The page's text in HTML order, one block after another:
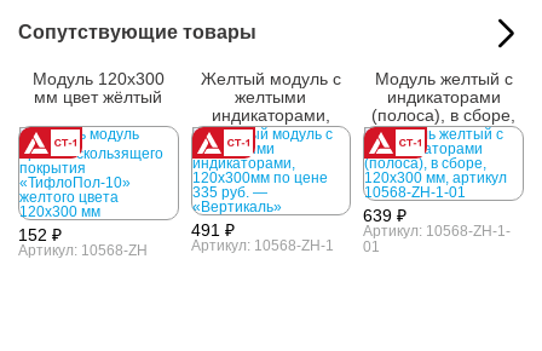
Сопутствующие товары
Модуль 120x300
мм цвет жёлтый
152 ₽
Артикул: 10568-ZH
Желтый модуль с
желтыми
индикаторами,
120x300 мм
491 ₽
Артикул: 10568-ZH-1
Модуль желтый с
индикаторами
(полоса), в сборе,
120x300 мм
639 ₽
Артикул: 10568-ZH-1-
01